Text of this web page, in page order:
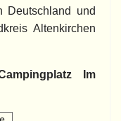
Deutschland und
Altenkirchen
Im